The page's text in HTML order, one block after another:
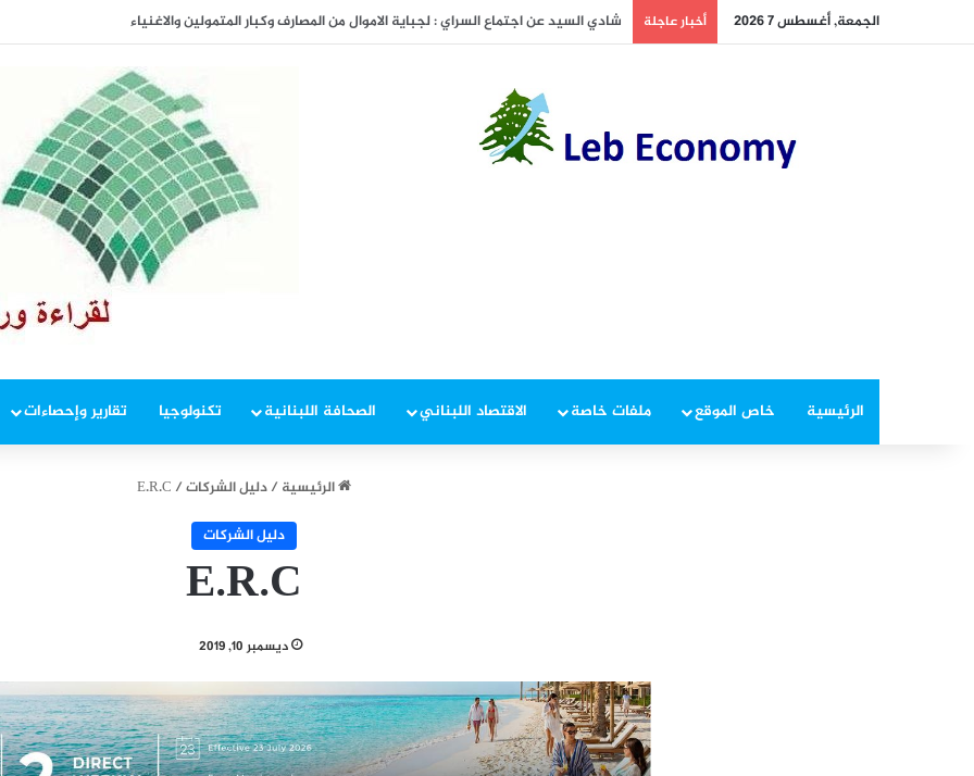
الجمعة, أغسطس 7 2026 أخبار عاجلة أخطر ما دار داخل غرفة المفاوضات
الرئيسية خاص الموقع ملفات خاصة الاقتصاد اللبناني الصحافة اللبنانية تكنولوجيا تقارير وإحصاءات
الرئيسية / دليل الشركات/
E.R.C
دليل الشركات
E.R.C
ديسمبر 10, 2019